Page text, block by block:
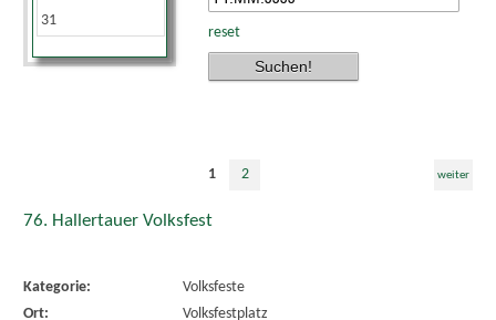
31
reset
1 2 weiter
76. Hallertauer Volksfest
Kategorie:
Volksfeste
Ort:
Volksfestplatz